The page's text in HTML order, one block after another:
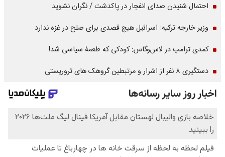
احتمال شنیدن صدای انفجار در پاکدشت / نگران نشوید
وزیر خارجه ترکیه: اسرائیل هیچ قصدی برای صلح در غزه ندارد
کمدی ترامپ در لاس‌وگاس: کودکی که طعمۀ سیاسی شد!
دستگیری ۸ نفر از اشرار و مرتبطین گروهک های تروریستی